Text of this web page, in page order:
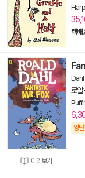
택배
미리보기
Dahl
로알
양